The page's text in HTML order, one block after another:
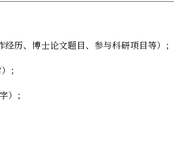
历、博士论文题目、参与科研项目等）；
；
字）；